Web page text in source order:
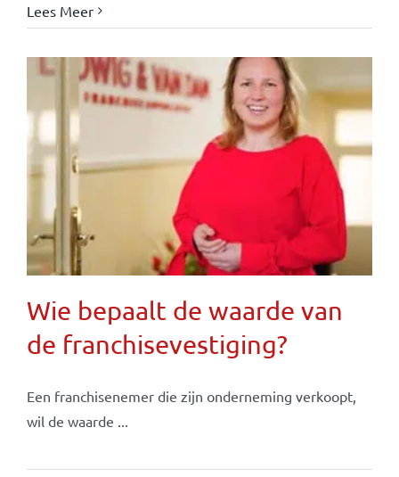
Lees Meer
Wie bepaalt de waarde van
de franchisevestiging?
Een franchisenemer die zijn onderneming verkoopt,
wil de waarde ...